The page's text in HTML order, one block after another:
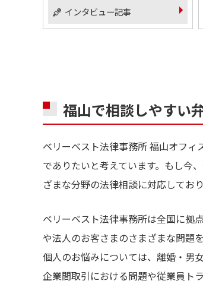
インタビュー記事
福山で相談しやすい
ベリーベスト法律事務所 福山オフ
でありたいと考えています。もし今
ざまな分野の法律相談に対応しており
ベリーベスト法律事務所は全国に拠
や法人のお客さまのさまざまな問題
個人のお悩みについては、離婚・男
企業間取引における問題や従業員ト